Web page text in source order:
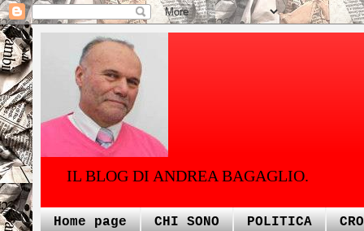
IL BLOG DI ANDREA BAGAGLIO.
Home page CHI SONO POLITICA